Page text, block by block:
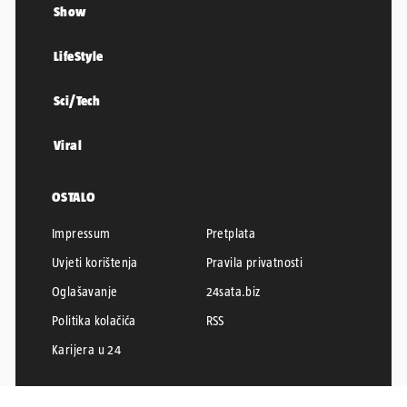
Show
LifeStyle
Sci/Tech
Viral
OSTALO
Impressum
Pretplata
Uvjeti korištenja
Pravila privatnosti
Oglašavanje
24sata.biz
Politika kolačića
RSS
Karijera u 24